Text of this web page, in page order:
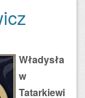
Władysła
w
Tatarkiewi